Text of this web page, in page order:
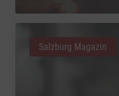
Salzburg Magazin